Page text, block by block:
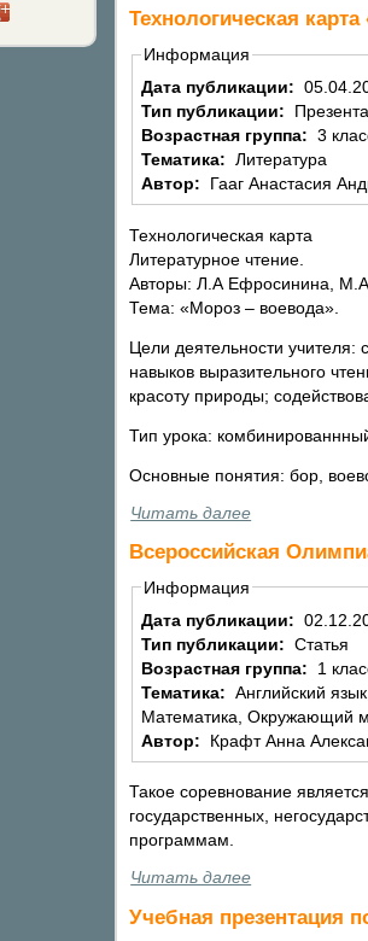
Нажми на кнопку любимой социальной сети
Технологическая
Информация
Дата публикации:
Тип публикации:
Возрастная группа: 3
Тематика: Литература
Автор:
Гааг Анастасия
Технологическая карта
Литературное чтение.
Авторы: Л.А Ефросинина, М.А
Тема: «Мороз – воевода».
Цели деятельности учителя:
навыков выразительного
красоту природы;
Тип урока:
Основные понятия: бор,
Читать далее
Всероссийская
Информация
Дата публикации:
Тип публикации: Статья
Возрастная группа:
1
Тематика: Английский язык, Биология, География, Геометрия, Естествознание, Информатика, История, Литература,
Математика, Окружающий
Автор:
Крафт Анна
Такое соревнование
государственных,
программам.
Читать далее
Учебная презентация